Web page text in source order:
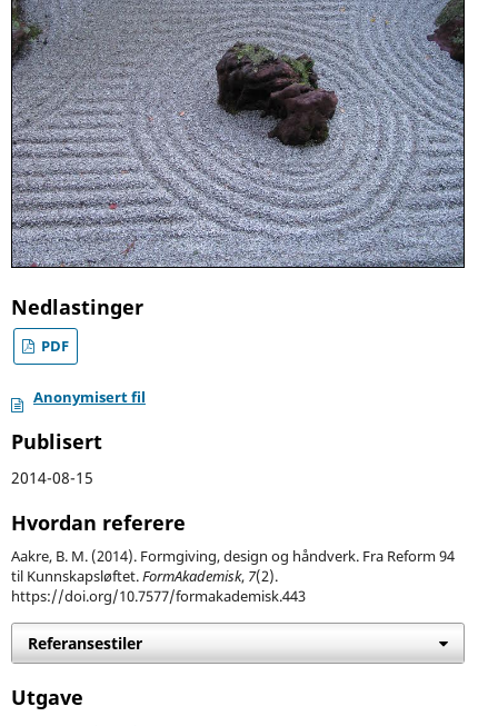
Nedlastinger
PDF
Anonymisert fil
Publisert
2014-08-15
Hvordan referere
Aakre, B. M. (2014). Formgiving, design og håndverk. Fra Reform 94
til Kunnskapsløftet.FormAkademisk, 7(2).
https://doi.org/10.7577/formakademisk.443
Referansestiler
Utgave